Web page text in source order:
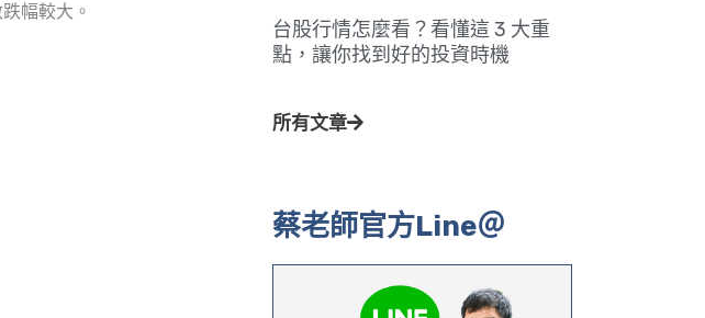
幅較大。
台股行情怎麼看？看懂這 3 大重
點，讓你找到好的投資時機
所有文章
蔡老師官方Line＠